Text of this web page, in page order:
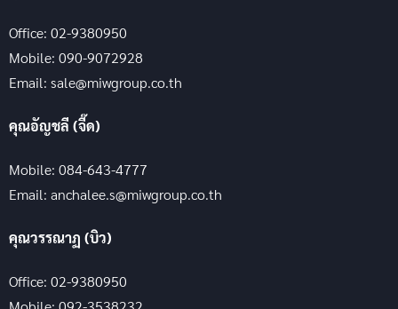
Office: 02-9380950
Mobile: 090-9072928
Email: sale@miwgroup.co.th
คุณอัญชลี (จี๊ด)
Mobile: 084-643-4777
Email: anchalee.s@miwgroup.co.th
คุณวรรณาฏ (บิว)
Office: 02-9380950